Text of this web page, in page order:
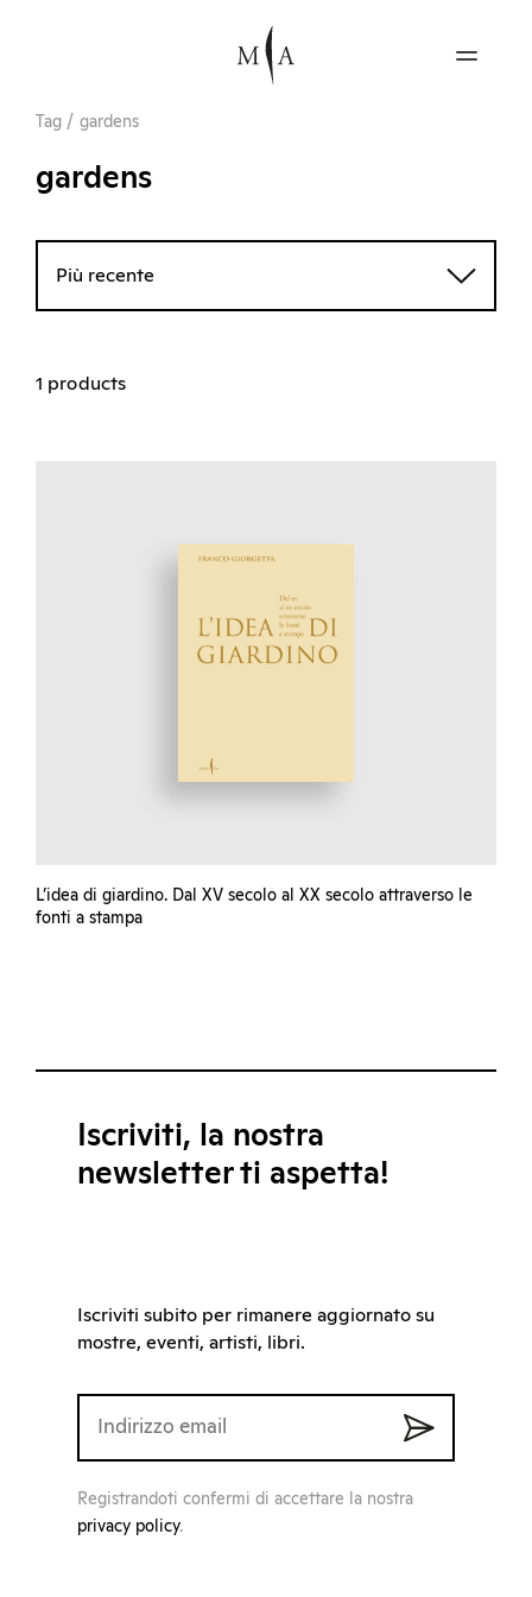
Tag / gardens
gardens
Più recente
1 products
L’idea di giardino. Dal XV secolo al XX secolo attraverso le
fonti a stampa
Iscriviti, la nostra
newsletter ti aspetta!
Iscriviti subito per rimanere aggiornato su
mostre, eventi, artisti, libri.
Registrandoti confermi di accettare la nostra
privacy policy.